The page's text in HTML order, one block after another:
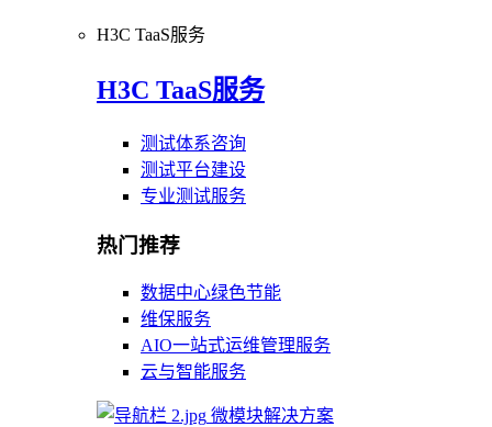
H3C TaaS服务
H3C TaaS服务
测试体系咨询
测试平台建设
专业测试服务
热门推荐
数据中心绿色节能
维保服务
AIO一站式运维管理服务
云与智能服务
微模块解决方案